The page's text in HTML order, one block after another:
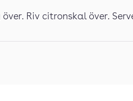
Riv citronskal över.